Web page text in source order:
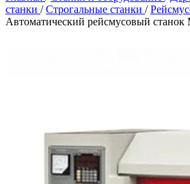
станки / Строгальные станки /
Автоматический рейсмусовый станок